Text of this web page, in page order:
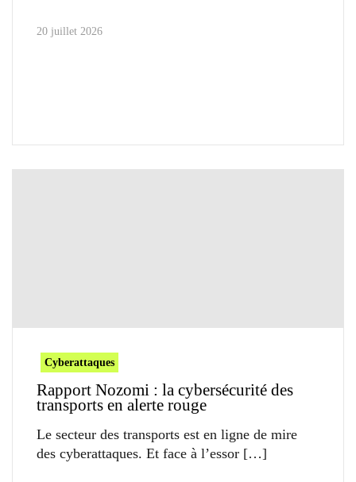
20 juillet 2026
Cyberattaques
Rapport Nozomi : la cybersécurité des
transports en alerte rouge
Le secteur des transports est en ligne de mire
des cyberattaques. Et face à l’essor